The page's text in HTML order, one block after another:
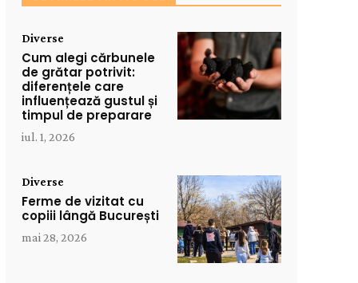
Diverse
Cum alegi cărbunele
de grătar potrivit:
diferențele care
influențează gustul și
timpul de preparare
iul. 1, 2026
Diverse
Ferme de vizitat cu
copiii lângă București
mai 28, 2026